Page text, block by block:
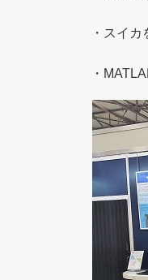
・スイ
・